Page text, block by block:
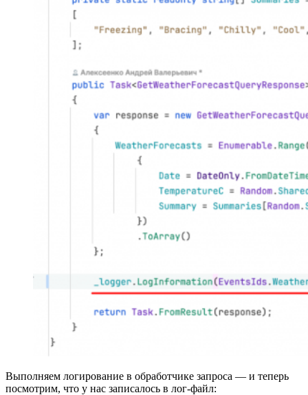
Выполняем логирование в обработчике запроса — и теперь
посмотрим, что у нас записалось в лог-файл: